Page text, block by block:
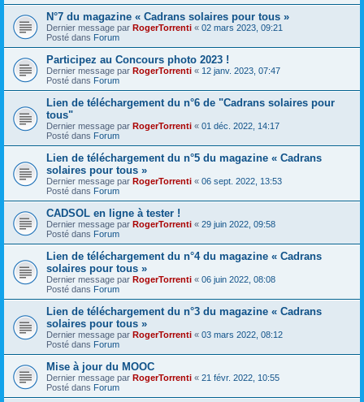
N°7 du magazine « Cadrans solaires pour tous »
Dernier message par RogerTorrenti « 02 mars 2023, 09:21
Posté dans Forum
Participez au Concours photo 2023 !
Dernier message par RogerTorrenti « 12 janv. 2023, 07:47
Posté dans Forum
Lien de téléchargement du n°6 de "Cadrans solaires pour
tous"
Dernier message par RogerTorrenti « 01 déc. 2022, 14:17
Posté dans Forum
Lien de téléchargement du n°5 du magazine « Cadrans
solaires pour tous »
Dernier message par RogerTorrenti « 06 sept. 2022, 13:53
Posté dans Forum
CADSOL en ligne à tester !
Dernier message par RogerTorrenti « 29 juin 2022, 09:58
Posté dans Forum
Lien de téléchargement du n°4 du magazine « Cadrans
solaires pour tous »
Dernier message par RogerTorrenti « 06 juin 2022, 08:08
Posté dans Forum
Lien de téléchargement du n°3 du magazine « Cadrans
solaires pour tous »
Dernier message par RogerTorrenti « 03 mars 2022, 08:12
Posté dans Forum
Mise à jour du MOOC
Dernier message par RogerTorrenti « 21 févr. 2022, 10:55
Posté dans Forum